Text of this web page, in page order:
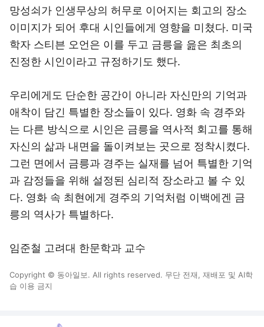
망성쇠가 인생무상의 허무로 이어지는 회고의 장소
이미지가 되어 후대 시인들에게 영향을 미쳤다. 미국
학자 스티븐 오언은 이를 두고 금릉을 읊은 최초의
진정한 시인이라고 규정하기도 했다.
우리에게도 단순한 공간이 아니라 자신만의 기억과
애착이 담긴 특별한 장소들이 있다. 영화 속 경주와
는 다른 방식으로 시인은 금릉을 역사적 회고를 통해
자신의 삶과 내면을 돌이켜보는 곳으로 정착시켰다.
그런 면에서 금릉과 경주는 실재를 넘어 특별한 기억
과 감정들을 위해 설정된 심리적 장소라고 볼 수 있
다. 영화 속 최현에게 경주의 기억처럼 이백에겐 금
릉의 역사가 특별하다.
임준철 고려대 한문학과 교수
Copyright © 동아일보. All rights reserved. 무단 전재, 재배포 및 AI학
습 이용 금지